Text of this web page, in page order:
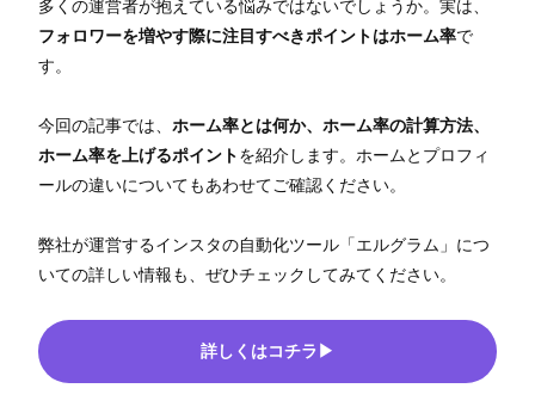
多くの運営者が抱えている悩みではないでしょうか。実は、
フォロワーを増やす際に注目すべきポイントはホーム率で
す。
今回の記事では、 ホーム率とは何か、ホーム率の計算方法、
ホーム率を上げるポイントを紹介します。ホームとプロフィ
ールの違いについてもあわせてご確認ください。
弊社が運営するインスタの自動化ツール「エルグラム」につ
いての詳しい情報も、ぜひチェックしてみてください。
詳しくはコチラ▶